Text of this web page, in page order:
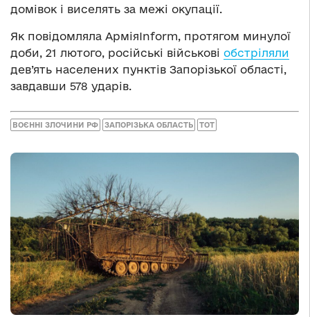
домівок і виселять за межі окупації.
Як повідомляла АрміяInform, протягом минулої
доби, 21 лютого, російські військові обстріляли
дев’ять населених пунктів Запорізької області,
завдавши 578 ударів.
ВОЄННІ ЗЛОЧИНИ РФ ЗАПОРІЗЬКА ОБЛАСТЬ ТОТ